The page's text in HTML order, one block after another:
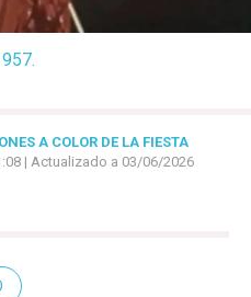
A COLOR DE LA FIESTA
| Actualizado a 03/06/2026